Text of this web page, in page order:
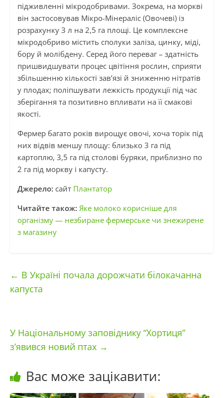
підживленні мікродобривами. Зокрема, на моркві
він застосовував Мікро-Мінераліс (Овочеві) із
розрахунку 3 л на 2,5 га площі. Це комплексне
мікродобриво містить сполуки заліза, цинку, міді,
бору й молібдену. Серед його переваг – здатність
пришвидшувати процес цвітіння рослин, сприяти
збільшенню кількості зав’язі й зниженню нітратів
у плодах; поліпшувати лежкість продукції під час
зберігання та позитивно впливати на її смакові
якості.
Фермер багато років вирощує овочі, хоча торік під
них відвів меншу площу: близько 3 га під
картоплю, 3,5 га під столові буряки, приблизно по
2 га під моркву і капусту.
Джерело: сайт Плантатор
Читайте також: Яке молоко корисніше для
організму — незбиране фермерське чи знежирене
з магазину
← В Україні почала дорожчати білокачанна
капуста
У Національному заповіднику “Хортиця”
з’явився новий птах →
Вас може зацікавити: